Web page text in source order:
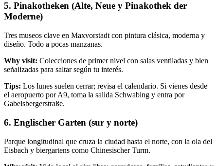
5. Pinakotheken (Alte, Neue y Pinakothek der
Moderne)
Tres museos clave en Maxvorstadt con pintura clásica, moderna y
diseño. Todo a pocas manzanas.
Why visit: Colecciones de primer nivel con salas ventiladas y bien
señalizadas para saltar según tu interés.
Tips: Los lunes suelen cerrar; revisa el calendario. Si vienes desde
el aeropuerto por A9, toma la salida Schwabing y entra por
Gabelsbergerstraße.
6. Englischer Garten (sur y norte)
Parque longitudinal que cruza la ciudad hasta el norte, con la ola del
Eisbach y biergartens como Chinesischer Turm.